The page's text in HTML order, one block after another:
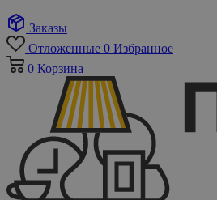
Заказы
Отложенные 0 Избранное
0 Корзина